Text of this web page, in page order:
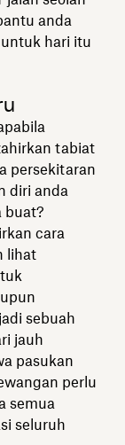
anda
hari itu
tabiat
persekitaran
diri anda
buat?
cara
lihat
sebuah
jauh
pasukan
perlu
semua
seluruh